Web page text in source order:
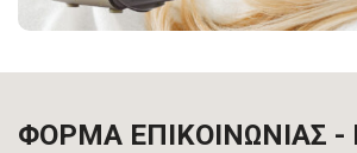
ΦΟΡΜΑ ΕΠΙΚΟΙΝΩΝΙΑΣ -